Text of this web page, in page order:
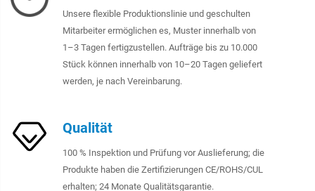
Unsere flexible Produktionslinie und geschulten
Mitarbeiter ermöglichen es, Muster innerhalb von
1–3 Tagen fertigzustellen. Aufträge bis zu 10.000
Stück können innerhalb von 10–20 Tagen geliefert
werden, je nach Vereinbarung.
Qualität
100 % Inspektion und Prüfung vor Auslieferung; die
Produkte haben die Zertifizierungen CE/ROHS/CUL
erhalten; 24 Monate Qualitätsgarantie.